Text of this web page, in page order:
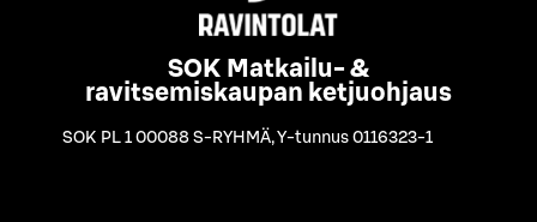
SOK Matkailu- &
ravitsemiskaupan ketjuohjaus
SOK PL 1 00088 S-RYHMÄ,Y-tunnus 0116323-1